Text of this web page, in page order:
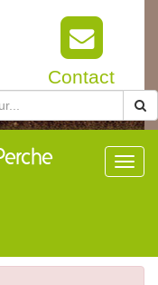
Contact